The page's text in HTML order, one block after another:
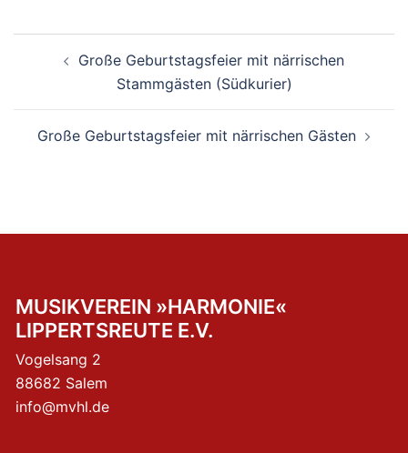
Große Geburtstagsfeier mit närrischen
Stammgästen (Südkurier)
Große Geburtstagsfeier mit närrischen Gästen
MUSIKVEREIN »HARMONIE«
LIPPERTSREUTE E.V.
Vogelsang 2
88682 Salem
info@mvhl.de